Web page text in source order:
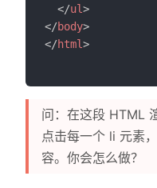
</ul>
</body>
</html>
问：在这段 HTML
点击每一个 li 元素
容。你会怎么做？